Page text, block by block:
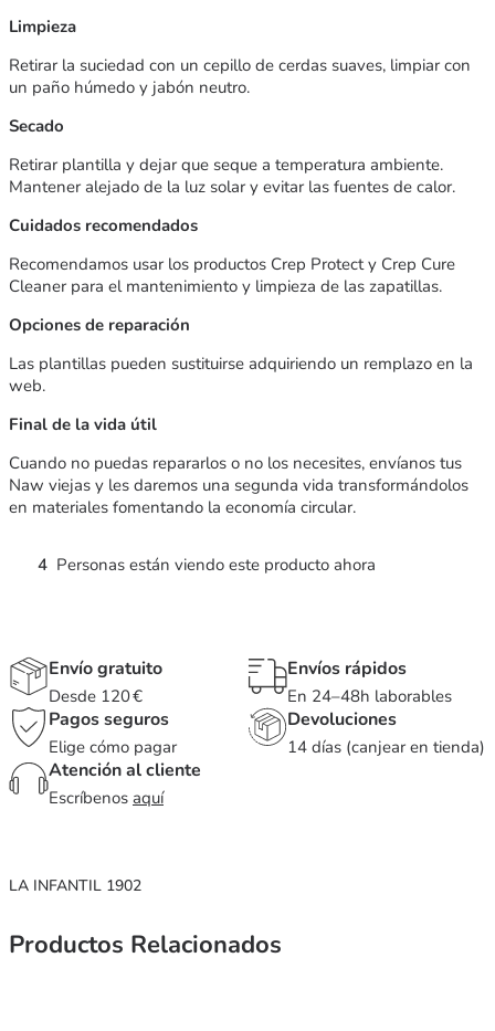
Limpieza
Retirar la suciedad con un cepillo de cerdas suaves, limpiar con
un paño húmedo y jabón neutro.
Secado
Retirar plantilla y dejar que seque a temperatura ambiente.
Mantener alejado de la luz solar y evitar las fuentes de calor.
Cuidados recomendados
Recomendamos usar los productos Crep Protect y Crep Cure
Cleaner para el mantenimiento y limpieza de las zapatillas.
Opciones de reparación
Las plantillas pueden sustituirse adquiriendo un remplazo en la
web.
Final de la vida útil
Cuando no puedas repararlos o no los necesites, envíanos tus
Naw viejas y les daremos una segunda vida transformándolos
en materiales fomentando la economía circular.
4 Personas están viendo este producto ahora
Envío gratuito
Desde 120 €
Envíos rápidos
En 24–48h laborables
Pagos seguros
Elige cómo pagar
Devoluciones
14 días (canjear en tienda)
Atención al cliente
Escríbenos aquí
LA INFANTIL 1902
Productos Relacionados